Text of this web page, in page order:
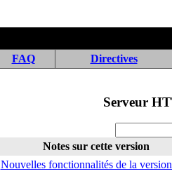
FAQ Directives
Serveur
Notes sur cette version
Nouvelles fonctionnalités de la